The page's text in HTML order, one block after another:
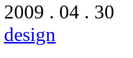
2009 . 04 . 30
design